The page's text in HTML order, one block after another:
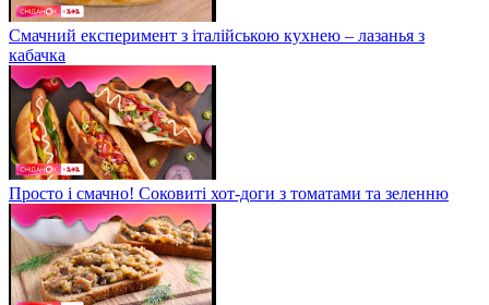
Смачний експеримент з італійською кухнею – лазанья з
кабачка
Просто і смачно! Соковиті хот-доги з томатами та зеленню